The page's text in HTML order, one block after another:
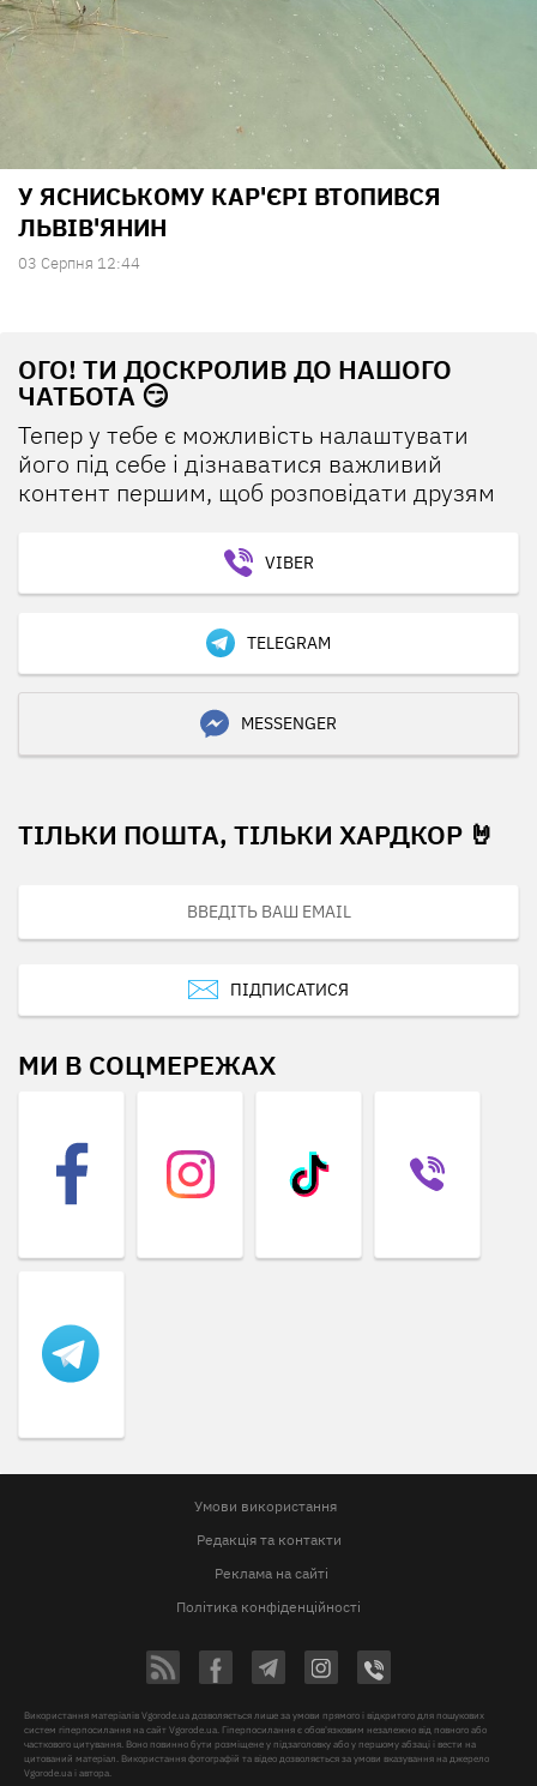
У ЯСНИСЬКОМУ КАР'ЄРІ ВТОПИВСЯ
ЛЬВІВ'ЯНИН
03 Серпня 12:44
ОГО! ТИ ДОСКРОЛИВ ДО НАШОГО
ЧАТБОТА 😏
Тепер у тебе є можливість налаштувати
його під себе і дізнаватися важливий
контент першим, щоб розповідати друзям
VIBER
TELEGRAM
MESSENGER
ТІЛЬКИ ПОШТА, ТІЛЬКИ ХАРДКОР 🤘
ПІДПИСАТИСЯ
МИ В СОЦМЕРЕЖАХ
Умови використання
Редакція та контакти
Реклама на сайті
Політика конфіденційності
Використання матеріалів Vgorode.ua дозволяється лише за умови прямого і відкритого для пошукових
систем гіперпосилання на сайт Vgorode.ua. Гіперпосилання є обов'язковим незалежно від повного або
часткового цитування. Воно повинно бути розміщене у підзаголовку або у першому абзаці і вести на
цитований матеріал. Використання фотографій та відео дозволяється за умови вказування на джерело
Vgorode.ua і автора.